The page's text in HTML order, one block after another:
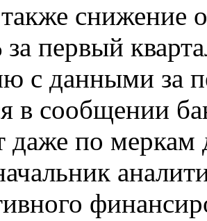
снижение
первый
с данными за
в сообщении
даже по